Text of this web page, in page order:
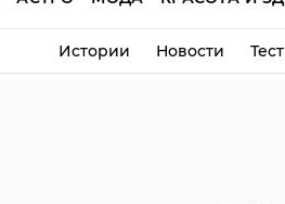
Истории Новости